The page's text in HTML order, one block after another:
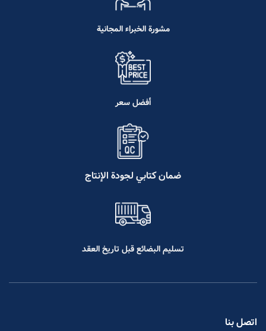
مشورة الخبراء المجانية
أفضل سعر
ضمان كتابي لجودة الإنتاج
تسليم البضائع قبل تاريخ العقد
اتصل بنا